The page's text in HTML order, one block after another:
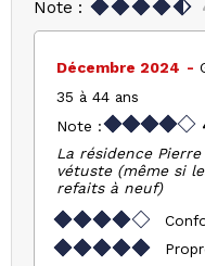
Note :
Décembre 2024
35 à 44 ans
Note :
La résidence
vétuste (même si
refaits à neuf)